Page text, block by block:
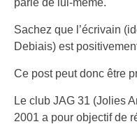
parle de lui-même.
Sachez que l’écrivain
Debiais) est
Ce post peut donc être
Le club JAG 31 (Jolies
2001 a pour objectif de